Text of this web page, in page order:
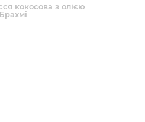
кокосова з олією
Брахмі